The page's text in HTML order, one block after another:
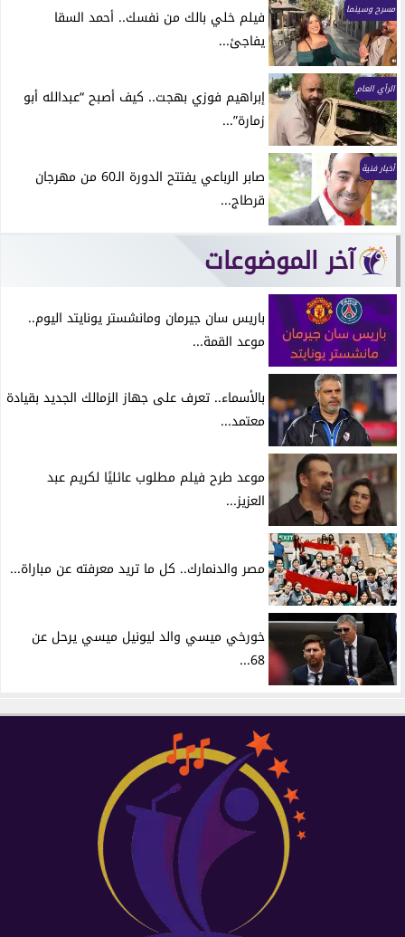
مسرح وسينما
فيلم خلي بالك من نفسك.. أحمد السقا
يفاجئ...
الرأي العام
إبراهيم فوزي بهجت.. كيف أصبح “عبدالله أبو
زمارة”...
أخبار فنية
صابر الرباعي يفتتح الدورة الـ60 من مهرجان
قرطاج...
آخر الموضوعات
باريس سان جيرمان ومانشستر يونايتد اليوم..
موعد القمة...
بالأسماء.. تعرف على جهاز الزمالك الجديد بقيادة
معتمد...
موعد طرح فيلم مطلوب عائليًا لكريم عبد
العزيز...
مصر والدنمارك.. كل ما تريد معرفته عن مباراة...
خورخي ميسي والد ليونيل ميسي يرحل عن
68...